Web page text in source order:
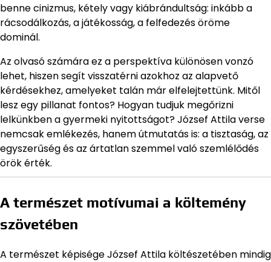
benne cinizmus, kétely vagy kiábrándultság: inkább a
rácsodálkozás, a játékosság, a felfedezés öröme
dominál.
Az olvasó számára ez a perspektíva különösen vonzó
lehet, hiszen segít visszatérni azokhoz az alapvető
kérdésekhez, amelyeket talán már elfelejtettünk. Mitől
lesz egy pillanat fontos? Hogyan tudjuk megőrizni
lelkünkben a gyermeki nyitottságot? József Attila verse
nemcsak emlékezés, hanem útmutatás is: a tisztaság, az
egyszerűség és az ártatlan szemmel való szemlélődés
örök érték.
A természet motívumai a költemény
szövetében
A természet képisége József Attila költészetében mindig